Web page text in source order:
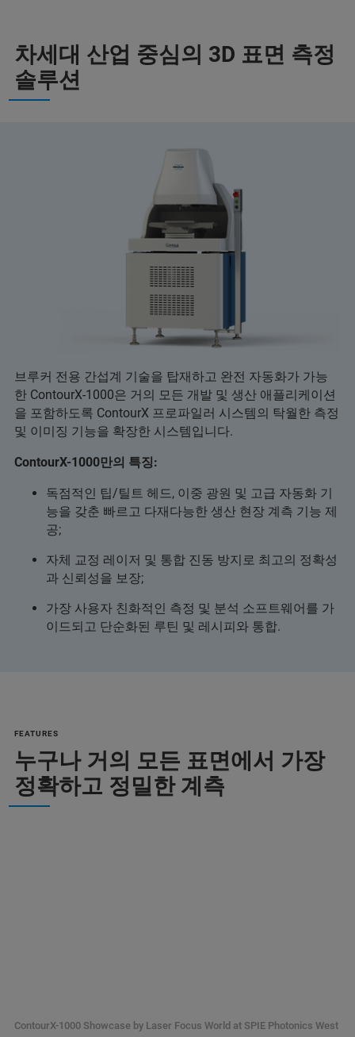
차세대 산업 중심의 3D 표면 측정
솔루션
브루커 전용 간섭계 기술을 탑재하고 완전 자동화가 가능
한 ContourX-1000은 거의 모든 개발 및 생산 애플리케이션
을 포함하도록 ContourX 프로파일러 시스템의 탁월한 측정
및 이미징 기능을 확장한 시스템입니다.
ContourX-1000만의 특징:
독점적인 팁/틸트 헤드, 이중 광원 및 고급 자동화 기
능을 갖춘 빠르고 다재다능한 생산 현장 계측 기능 제
공;
자체 교정 레이저 및 통합 진동 방지로 최고의 정확성
과 신뢰성을 보장;
가장 사용자 친화적인 측정 및 분석 소프트웨어를 가
이드되고 단순화된 루틴 및 레시피와 통합.
FEATURES
누구나 거의 모든 표면에서 가장
정확하고 정밀한 계측
ContourX-1000 Showcase by Laser Focus World at SPIE Photonics West